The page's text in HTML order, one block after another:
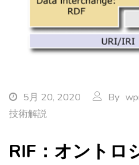
5月 20, 2020 By
技術解説
RIF：オントロ